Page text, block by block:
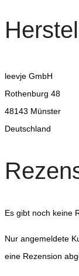
leevje GmbH
Rothenburg 48
48143 Münster
Deutschland
Es gibt noch keine
Nur angemeldete
eine Rezension